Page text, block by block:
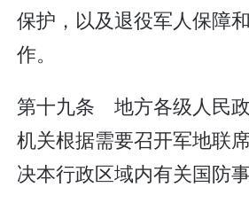
保护，以及退役军人保障
作。
第十九条 地方各级人民
机关根据需要召开军地联
决本行政区域内有关国防事